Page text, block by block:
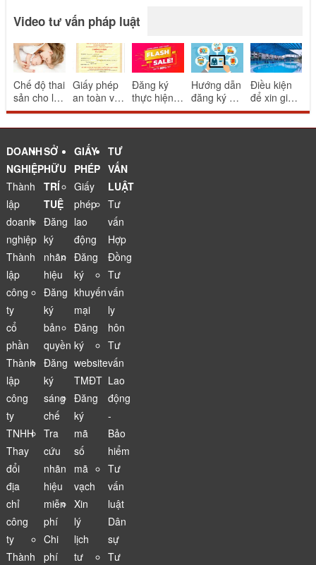
Video tư vấn pháp luật
Chế độ thai
sản cho lao
động nữ
Giấy phép
an toàn vệ
sinh thực
ăn uống
Đăng ký
thực hiện
khuyến mại
Hướng dẫn
đăng ký và
thông báo
Điều kiện
để xin giấy
phép bể
DOANH
NGHIỆP
Thành
lập
doanh
nghiệp
Thành
lập
công
ty
cổ
phần
Thành
lập
công
ty
TNHH
Thay
đổi
địa
chỉ
công
ty
Thành
SỞ
HỮU
TRÍ
TUỆ
Đăng
ký
nhãn
hiệu
Đăng
ký
bản
quyền
Đăng
ký
sáng
chế
Tra
cứu
nhãn
hiệu
miễn
phí
Chi
phí
GIẤY
PHÉP
Giấy
phép
lao
động
Đăng
ký
khuyến
mại
Đăng
ký
website
TMĐT
Đăng
ký
mã
số
mã
vạch
Xin
lý
lịch
tư
TƯ
VẤN
LUẬT
Tư
vấn
Hợp
Đồng
Tư
vấn
ly
hôn
Tư
vấn
Lao
động
-
Bảo
hiểm
Tư
vấn
luật
Dân
sự
Tư